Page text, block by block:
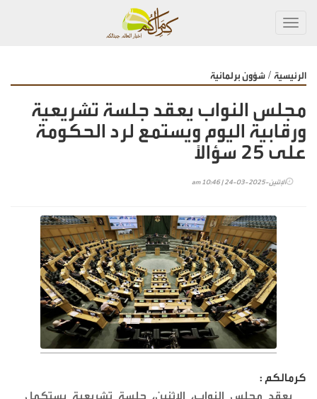
الرئيسية / شؤون برلمانية
مجلس النواب يعقد جلسة تشريعية
ورقابية اليوم ويستمع لرد الحكومة
على 25 سؤالاً
الإثنين-2025-03-24 | 10:46 am
كرمالكم :
يعقد مجلس النواب، الاثنين، جلسة تشريعية يستكمل